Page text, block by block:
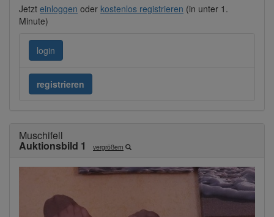
Jetzt einloggen oder kostenlos registrieren (in unter 1.
Minute)
login
registrieren
Muschifell
Auktionsbild 1 vergrößern